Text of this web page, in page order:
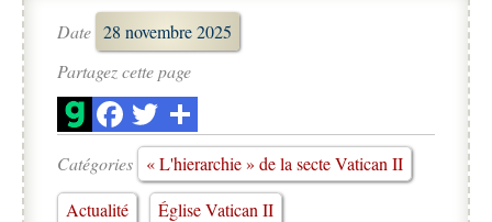
Date 28 novembre 2025
Partagez cette page
Catégories
« L'hierarchie » de la secte Vatican II
Actualité
Église Vatican II